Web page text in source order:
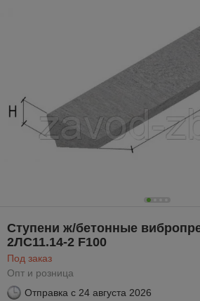
Ступени ж/бетонные
2ЛС11.14-2 F100
Под заказ
Опт и розница
Отправка с 24 августа 2026